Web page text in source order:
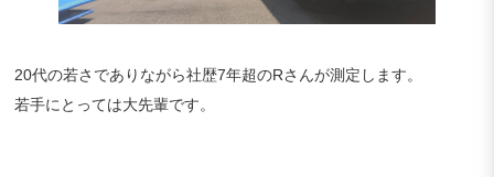
20代の若さでありながら社歴7年超のRさんが測定します。
若手にとっては大先輩です。